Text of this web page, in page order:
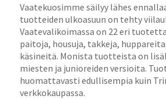
Vaatekuosimme säilyy lähes
tuotteiden ulkoasuun on tehty
Vaatevalikoimassa on 22 eri
paitoja, housuja, takkeja,
käsineitä. Monista tuotteista on
miesten ja junioreiden versioita.
huomattavasti edullisempia kuin
verkkokaupassa.